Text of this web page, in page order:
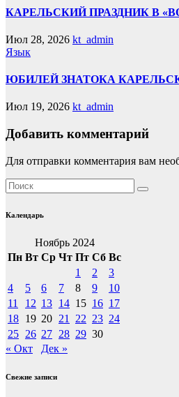
КАРЕЛЬСКИЙ ПРАЗДНИК В
Июл 28, 2026 kt_admin
Язык
ЮБИЛЕЙ ЗНАТОКА
Июл 19, 2026 kt_admin
Добавить комментарий
Для отправки комментария вам
Календарь
Ноябрь 2024
Пн Вт Ср Чт Пт Сб Вс
1
2
3
4
5 6 7 8 9
10
11
12 13 14 15 16 17
18 19 20 21 22 23 24
25 26 27 28 29 30
« Окт
Дек »
Свежие записи